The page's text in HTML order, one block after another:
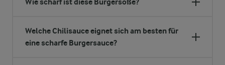
Welche Chilisauce eignet sich am besten für
eine scharfe Burgersauce?